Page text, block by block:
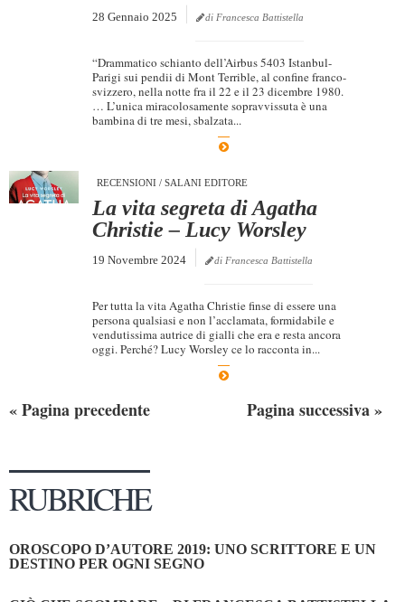
28 Gennaio 2025 di Francesca Battistella
“Drammatico schianto dell’Airbus 5403 Istanbul-
Parigi sui pendii di Mont Terrible, al confine franco-
svizzero, nella notte fra il 22 e il 23 dicembre 1980.
… L’unica miracolosamente sopravvissuta è una
bambina di tre mesi, sbalzata...
RECENSIONI / SALANI EDITORE
La vita segreta di Agatha
Christie – Lucy Worsley
19 Novembre 2024 di Francesca Battistella
Per tutta la vita Agatha Christie finse di essere una
persona qualsiasi e non l’acclamata, formidabile e
vendutissima autrice di gialli che era e resta ancora
oggi. Perché? Lucy Worsley ce lo racconta in...
« Pagina precedente Pagina successiva »
RUBRICHE
OROSCOPO D’AUTORE 2019: UNO SCRITTORE E UN
DESTINO PER OGNI SEGNO